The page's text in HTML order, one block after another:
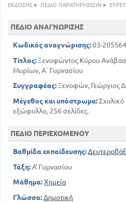
ΕΚΔΟΣΗΣ » ΠΕΔΙΟ ΠΑΡΑΤΗΡΗΣΕΩΝ »
ΠΕΔΙΟ ΑΝΑΓΝΩΡΙΣΗΣ
Κωδικός αναγνώρισης:03-
Τίτλος:Ξενοφώντος Κύρου
Μυρίων, Α ́ Γυμνασίου
Συγγραφέας:Ξενοφών, Γεώργιος
Μέγεθος και υπόστρωμα:Σχολικό
εξώφυλλο, 256 σελίδες.
ΠΕΔΙΟ ΠΕΡΙΕΧΟΜΕΝΟΥ
Βαθμίδα εκπαίδευσης:
Τάξη:Α' Γυμνασίου
Μάθημα:Χημεία
Γλώσσα:Δημοτική